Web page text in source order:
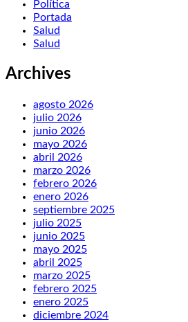
Política
Portada
Salud
Salud
Archives
agosto 2026
julio 2026
junio 2026
mayo 2026
abril 2026
marzo 2026
febrero 2026
enero 2026
septiembre 2025
julio 2025
junio 2025
mayo 2025
abril 2025
marzo 2025
febrero 2025
enero 2025
diciembre 2024